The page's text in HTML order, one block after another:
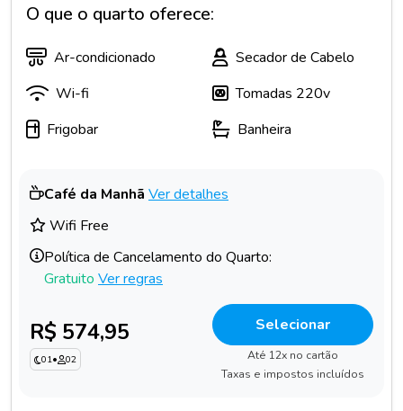
O que o quarto oferece:
Ar-condicionado
Secador de Cabelo
Wi-fi
Tomadas 220v
Frigobar
Banheira
Café da Manhã Ver detalhes
Wifi Free
Política de Cancelamento do Quarto:
Gratuito Ver regras
R$ 574,95
01• 02
Selecionar
Até 12x no cartão
Taxas e impostos incluídos